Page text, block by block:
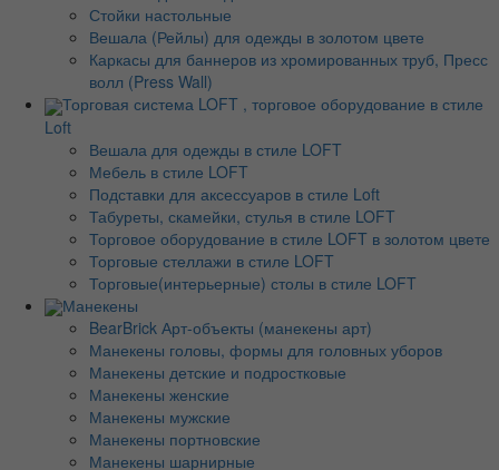
Стойки настольные
Вешала (Рейлы) для одежды в золотом цвете
Каркасы для баннеров из хромированных труб, Пресс
волл (Press Wall)
Торговая система LOFT , торговое оборудование в стиле
Loft
Вешала для одежды в стиле LOFT
Мебель в стиле LOFT
Подставки для аксессуаров в стиле Loft
Табуреты, скамейки, стулья в стиле LOFT
Торговое оборудование в стиле LOFT в золотом цвете
Торговые стеллажи в стиле LOFT
Торговые(интерьерные) столы в стиле LOFT
Манекены
BearBrick Арт-объекты (манекены арт)
Манекены головы, формы для головных уборов
Манекены детские и подростковые
Манекены женские
Манекены мужские
Манекены портновские
Манекены шарнирные